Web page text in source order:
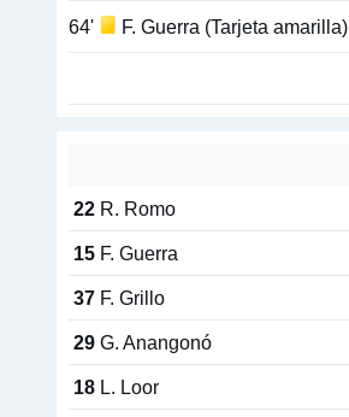
64' F. Guerra (Tarjeta amarilla)
22 R. Romo
15 F. Guerra
37 F. Grillo
29 G. Anangonó
18 L. Loor